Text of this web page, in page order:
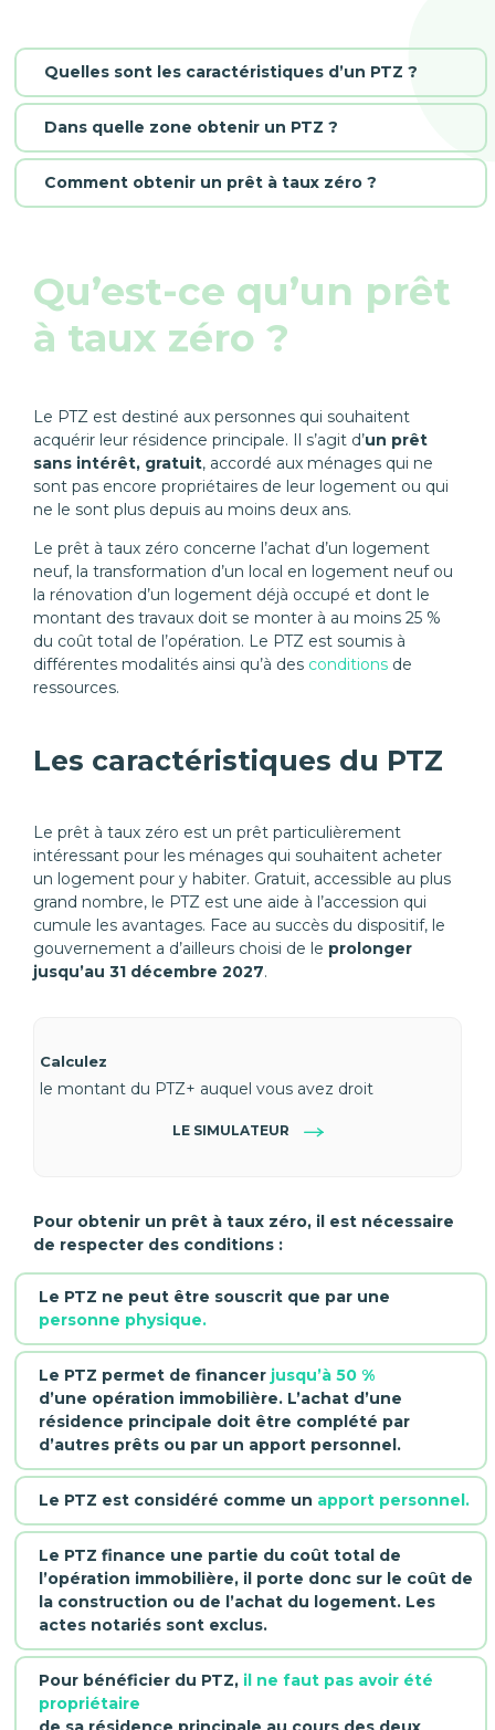
Quelles sont les caractéristiques d’un PTZ ?
Dans quelle zone obtenir un PTZ ?
Comment obtenir un prêt à taux zéro ?
Qu’est-ce qu’un prêt
à taux zéro ?
Le PTZ est destiné aux personnes qui souhaitent
acquérir leur résidence principale. Il s’agit d’un prêt
sans intérêt, gratuit, accordé aux ménages qui ne
sont pas encore propriétaires de leur logement ou qui
ne le sont plus depuis au moins deux ans.
Le prêt à taux zéro concerne l’achat d’un logement
neuf, la transformation d’un local en logement neuf ou
la rénovation d’un logement déjà occupé et dont le
montant des travaux doit se monter à au moins 25 %
du coût total de l’opération. Le PTZ est soumis à
différentes modalités ainsi qu’à des conditions de
ressources.
Les caractéristiques du PTZ
Le prêt à taux zéro est un prêt particulièrement
intéressant pour les ménages qui souhaitent acheter
un logement pour y habiter. Gratuit, accessible au plus
grand nombre, le PTZ est une aide à l’accession qui
cumule les avantages. Face au succès du dispositif, le
gouvernement a d’ailleurs choisi de le prolonger
jusqu’au 31 décembre 2027.
Calculez
le montant du PTZ+ auquel vous avez droit
LE SIMULATEUR
Pour obtenir un prêt à taux zéro, il est nécessaire
de respecter des conditions :
Le PTZ ne peut être souscrit que par une
personne physique.
Le PTZ permet de financer jusqu’à 50 %
d’une opération immobilière. L’achat d’une
résidence principale doit être complété par
d’autres prêts ou par un apport personnel.
Le PTZ est considéré comme un apport personnel.
Le PTZ finance une partie du coût total de
l’opération immobilière, il porte donc sur le coût de
la construction ou de l’achat du logement. Les
actes notariés sont exclus.
Pour bénéficier du PTZ, il ne faut pas avoir été
propriétaire